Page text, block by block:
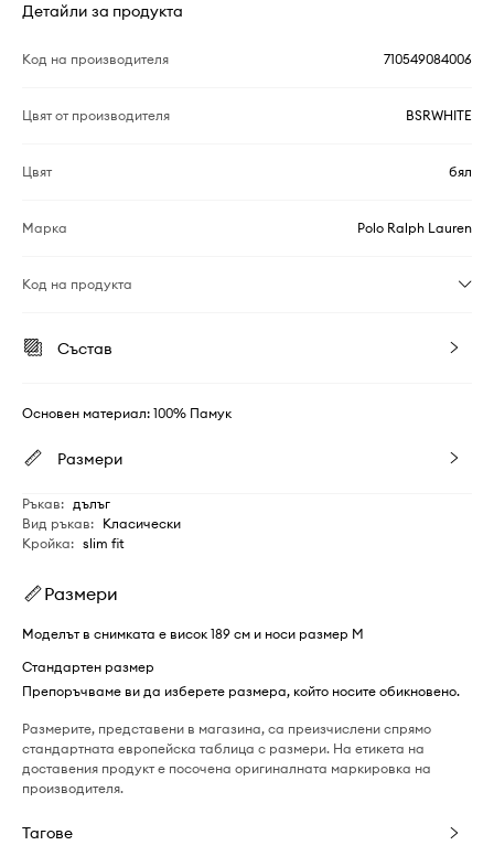
Детайли за продукта
Код на производителя 710549084006
Цвят от производителя BSRWHITE
Цвят бял
Марка Polo Ralph Lauren
Код на продукта
Състав
Основен материал: 100% Памук
Размери
Ръкав: дълъг
Вид ръкав: Класически
Кройка: slim fit
Размери
Моделът в снимката е висок 189 см и носи размер M
Стандартен размер
Препоръчваме ви да изберете размера, който носите обикновено.
Размерите, представени в магазина, са преизчислени спрямо
стандартната европейска таблица с размери. На етикета на
доставения продукт е посочена оригиналната маркировка на
производителя.
Тагове